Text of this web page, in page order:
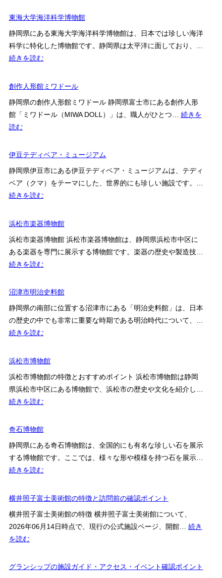
田
国
博
物
東海大学海洋科学博物館
静岡県にある東海大学海洋科学博物館は、日本では珍しい海洋
科学に特化した博物館です。静岡県は太平洋に面しており、…
続きを読む:
海
学
学
博
物
館
創作人形館ミワドール
静岡県の創作人形館ミワドール 静岡県富士市にある創作人形
館「ミワドール（MIWA DOLL）」は、職人がひとつ… 続きを
読む:
作
形
館
ミ
ド
ー
ル
伊豆テディベア・ミュージアム
静岡県伊豆市にある伊豆テディベア・ミュージアムは、テディ
ベア（クマ）をテーマにした、世界的にも珍しい施設です。…
続きを読む:
豆
デ
ィ
ベ
ミ
ュ
ー
ジ
浜松市楽器博物館
浜松市楽器博物館 浜松市楽器博物館は、静岡県浜松市中区に
ある楽器を専門に展示する博物館です。楽器の歴史や製造技…
続きを読む:
松
楽
器
博
館
沼津市明治史料館
静岡県の南部に位置する沼津市にある「明治史料館」は、日本
の歴史の中でも非常に重要な時期である明治時代について、…
続きを読む:
津
明
治
史
館
浜松市博物館
浜松市博物館の特徴とおすすめポイント 浜松市博物館は静岡
県浜松市中区にある博物館で、浜松市の歴史や文化を紹介し…
続きを読む:
松
博
物
館
奇石博物館
静岡県にある奇石博物館は、全国的にも有名な珍しい石を展示
する博物館です。ここでは、様々な形や模様を持つ石を展示…
続きを読む:
石
物
館
横井照子富士美術館の特徴と訪問前の確認ポイント
横井照子富士美術館の特徴 横井照子富士美術館について、
2026年06月14日時点で、現行の公式施設ページ、開館… 続き
を読む:
井
グランシップの施設ガイド・アクセス・イベント確認ポイント